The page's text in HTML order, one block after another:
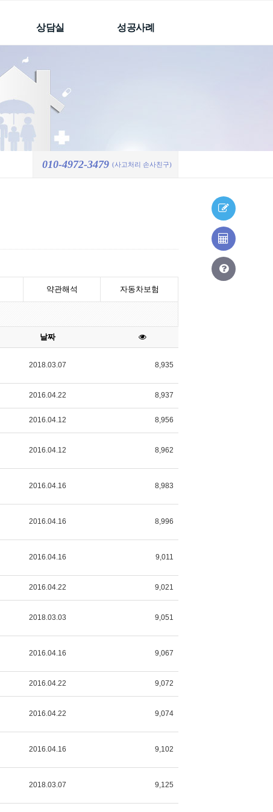
상담실
처리결과
온라인상담요청
처리결과
자주하는 질문
성공사례
010-4972-3479 (사고처리 손사친구)
약관해석 자동차보험
날짜
2018.03.07 8,935
2016.04.22 8,937
2016.04.12 8,956
2016.04.12 8,962
2016.04.16 8,983
2016.04.16 8,996
2016.04.16 9,011
2016.04.22 9,021
2018.03.03 9,051
2016.04.16 9,067
2016.04.22 9,072
2016.04.22 9,074
2016.04.16 9,102
2018.03.07 9,125